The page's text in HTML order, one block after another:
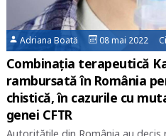
Adriana Boată 08 mai 2022
Combinația terapeutică
rambursată în România
chistică, în cazurile cu
genei CFTR